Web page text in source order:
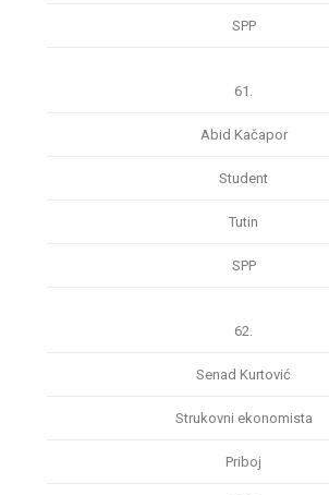
SPP
61.
Abid Kačapor
Student
Tutin
SPP
62.
Senad Kurtović
Strukovni ekonomista
Priboj